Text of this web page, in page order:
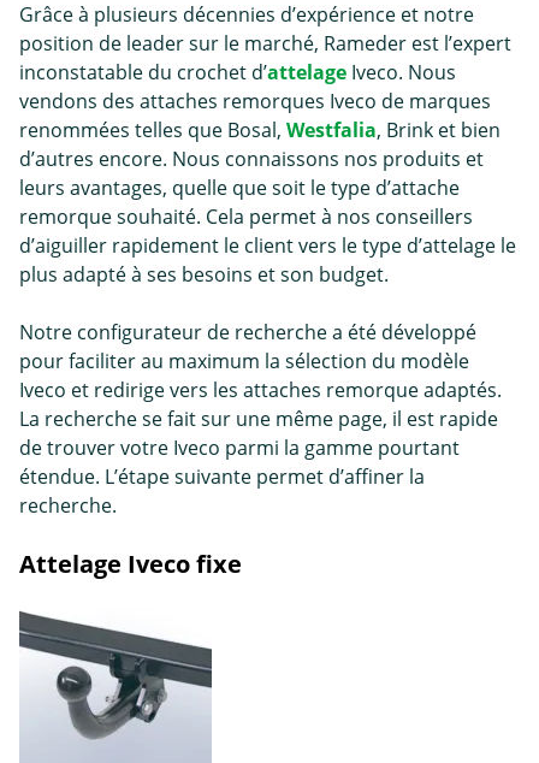
Grâce à plusieurs décennies d’expérience et notre
position de leader sur le marché, Rameder est l’expert
inconstatable du crochet d’attelage Iveco. Nous
vendons des attaches remorques Iveco de marques
renommées telles que Bosal, Westfalia, Brink et bien
d’autres encore. Nous connaissons nos produits et
leurs avantages, quelle que soit le type d’attache
remorquesouhaité. Cela permet à nos conseillers
d’aiguiller rapidement le client vers le type d’attelage le
plus adapté à ses besoins et son budget.
Notre configurateur de recherche a été développé
pour faciliter au maximum la sélection du modèle
Iveco et redirige vers les attaches remorque adaptés.
La recherche se fait sur une même page, il est rapide
de trouver votre Iveco parmi la gamme pourtant
étendue. L’étape suivante permet d’affiner la
recherche.
Attelage Iveco fixe